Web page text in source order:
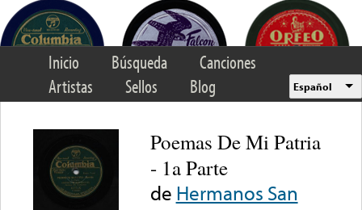
Inicio Búsqueda
Canciones
Artistas
Sellos Blog Español
Poemas De Mi Patria
- 1a Parte
de Hermanos San